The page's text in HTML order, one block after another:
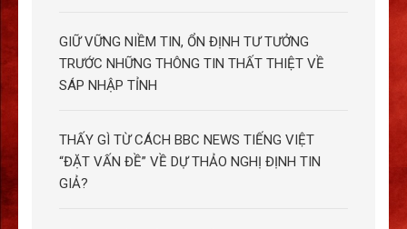
GIỮ VỮNG NIỀM TIN, ỔN ĐỊNH TƯ TƯỞNG
TRƯỚC NHỮNG THÔNG TIN THẤT THIỆT VỀ
SÁP NHẬP TỈNH
THẤY GÌ TỪ CÁCH BBC NEWS TIẾNG VIỆT
“ĐẶT VẤN ĐỀ” VỀ DỰ THẢO NGHỊ ĐỊNH TIN
GIẢ?